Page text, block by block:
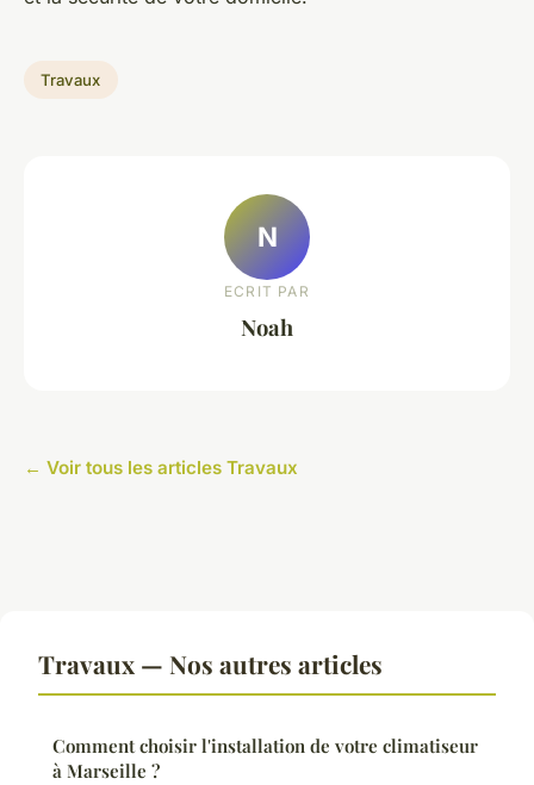
Travaux
N
ECRIT PAR
Noah
← Voir tous les articles Travaux
Travaux — Nos autres articles
Comment choisir l'installation de votre climatiseur
à Marseille ?